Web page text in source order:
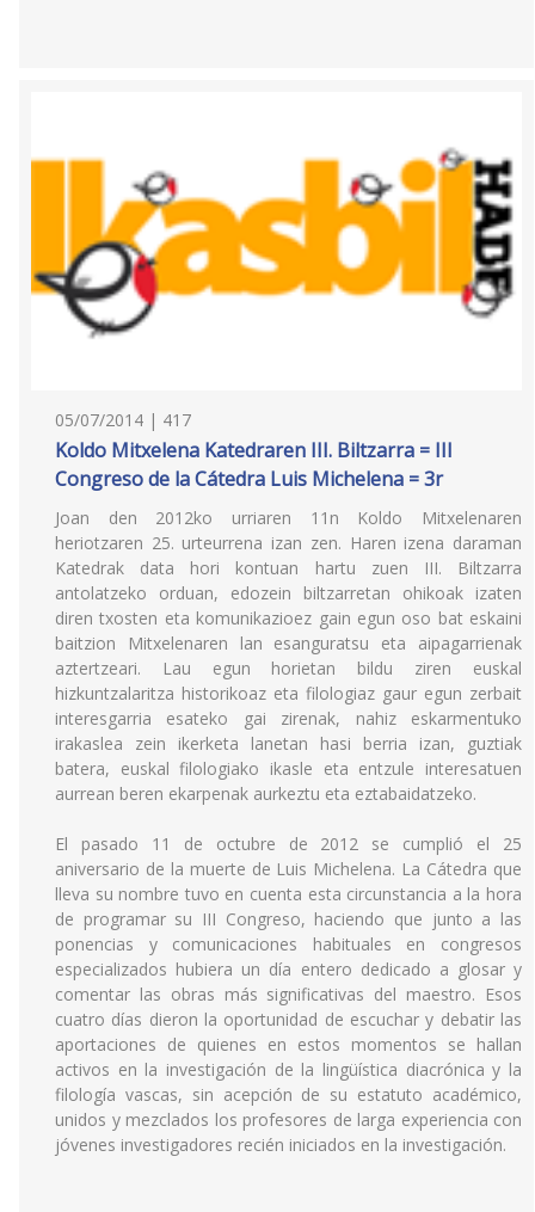
05/07/2014 | 417
Koldo Mitxelena Katedraren III. Biltzarra = III
Congreso de la Cátedra Luis Michelena = 3r
Joan den 2012ko urriaren 11n Koldo Mitxelenaren
heriotzaren 25. urteurrena izan zen. Haren izena daraman
Katedrak data hori kontuan hartu zuen III. Biltzarra
antolatzeko orduan, edozein biltzarretan ohikoak izaten
diren txosten eta komunikazioez gain egun oso bat eskaini
baitzion Mitxelenaren lan esanguratsu eta aipagarrienak
aztertzeari. Lau egun horietan bildu ziren euskal
hizkuntzalaritza historikoaz eta filologiaz gaur egun zerbait
interesgarria esateko gai zirenak, nahiz eskarmentuko
irakaslea zein ikerketa lanetan hasi berria izan, guztiak
batera, euskal filologiako ikasle eta entzule interesatuen
aurrean beren ekarpenak aurkeztu eta eztabaidatzeko.
El pasado 11 de octubre de 2012 se cumplió el 25
aniversario de la muerte de Luis Michelena. La Cátedra que
lleva su nombre tuvo en cuenta esta circunstancia a la hora
de programar su III Congreso, haciendo que junto a las
ponencias y comunicaciones habituales en congresos
especializados hubiera un día entero dedicado a glosar y
comentar las obras más significativas del maestro. Esos
cuatro días dieron la oportunidad de escuchar y debatir las
aportaciones de quienes en estos momentos se hallan
activos en la investigación de la lingüística diacrónica y la
filología vascas, sin acepción de su estatuto académico,
unidos y mezclados los profesores de larga experiencia con
jóvenes investigadores recién iniciados en la investigación.